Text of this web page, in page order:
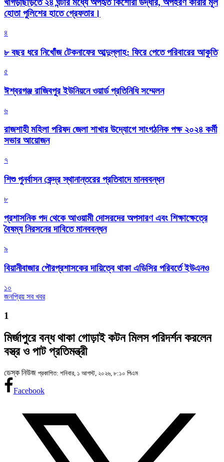
খাগড়াছড়িতে ২৪ ঘন্টার মধ্যে অপহৃত কিশোরী উদ্ধার, অপহরণ কারীর মূল
হোতা পুলিশের হাতে গ্রেফতার।
৪
৮ বছর ধরে নিখোঁজ টেকনাফের আব্দুল্লাহ: ফিরে পেতে পরিবারের আকুতি
৫
ঈশ্বরগঞ্জ রাজিবপুর ইউনিয়নে ওয়ার্ড প্রতিনিধি সম্মেলন
৬
রাজশাহী মহিলা পরিষদ জেলা শাখার উদ্যোগে সাংগঠনিক পক্ষ ২০২৪ কর্মী
সভার আয়োজন
৭
শিশু পুনর্বাসন কেন্দ্র স্থানান্তরের প্রতিবাদে মানববন্ধন
৮
প্রশাসনিক পদ থেকে আওয়ামী দোসরদের অপসারণ এবং শিক্ষাক্ষেত্রে
বৈষম্য নিরসনের দাবিতে মানববন্ধন
৯
বিয়ানীবাজার পৌরপ্রশাসকের দায়িত্বে থাকা এডিসির পরিবর্তে ইউএনও
১০
জনপ্রিয় সব খবর
1
মির্জাপুরে বন্ধ থাকা গোড়াই কটন মিলস পরিদর্শন করলেন
বস্ত্র ও পাট প্রতিমন্ত্রী
ডেস্ক নিউজ প্রকাশিত: শনিবার, ১ আগস্ট, ২০২৬, ৮:১০ পিএম
Facebook